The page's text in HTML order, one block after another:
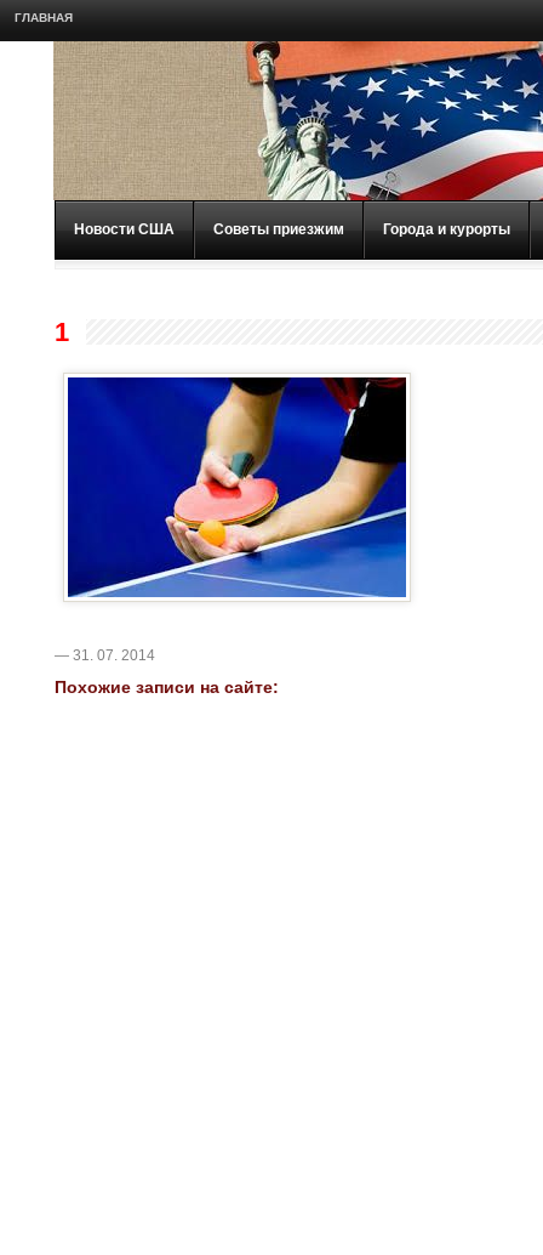
ГЛАВНАЯ
Новости США Советы приезжим Города и курорты
1
— 31. 07. 2014
Похожие записи на сайте: